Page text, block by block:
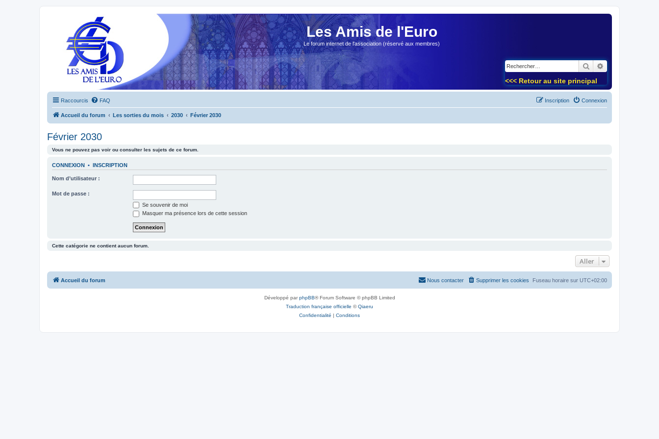
Les Amis de l'Euro
Le forum internet de l'association (réservé aux membres)
Rechercher
<<< Retour au site principal
Raccourcis FAQ Connexion
Inscription
Accueil du forum Les sorties du mois 2030 Février 2030
Février 2030
Vous ne pouvez pas voir ou consulter les sujets de ce forum.
CONNEXION • INSCRIPTION
Nom d’utilisateur :
Mot de passe :
Se souvenir de moi
Masquer ma présence lors de cette session
Cette catégorie ne contient aucun forum.
Aller
Accueil du forum Fuseau horaire sur UTC+02:00
Supprimer les cookies
Nous contacter
Développé parphpBB® Forum Software © phpBB Limited
Traduction française officielle ©Qiaeru
Confidentialité | Conditions